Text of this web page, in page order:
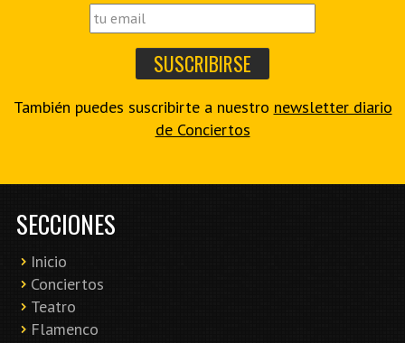
También puedes suscribirte a nuestro newsletter diario
de Conciertos
SECCIONES
Inicio
Conciertos
Teatro
Flamenco